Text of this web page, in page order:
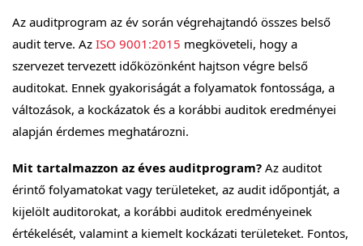
Az auditprogram az év során végrehajtandó összes belső
audit terve. Az ISO 9001:2015 megköveteli, hogy a
szervezet tervezett időközönként hajtson végre belső
auditokat. Ennek gyakoriságát a folyamatok fontossága, a
változások, a kockázatok és a korábbi auditok eredményei
alapján érdemes meghatározni.
Mit tartalmazzon az éves auditprogram? Az auditot
érintő folyamatokat vagy területeket, az audit időpontját, a
kijelölt auditorokat, a korábbi auditok eredményeinek
értékelését, valamint a kiemelt kockázati területeket. Fontos,